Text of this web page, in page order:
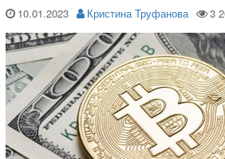
10.01.2023 Кристина Труфанова